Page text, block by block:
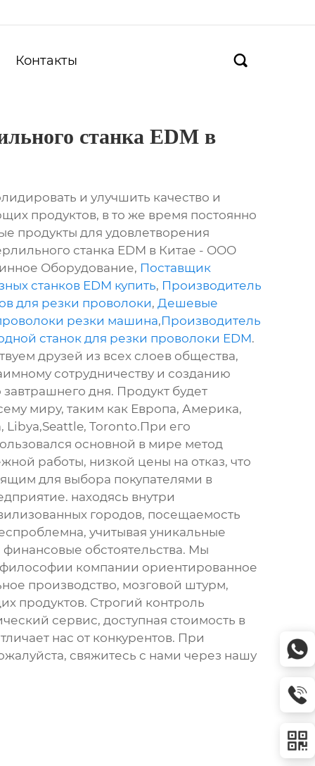
Контакты 
станка EDM в
и улучшить качество и
продуктов, в то же время постоянно
продукты для удовлетворения
станка EDM в Китае - ООО
Оборудование, Поставщик
станков EDM купить, Производитель
для резки проволоки, Дешевые
резки машина,Производитель
станок для резки проволоки EDM.
друзей из всех слоев общества,
сотрудничеству и созданию
дня. Продукт будет
миру, таким как Европа, Америка,
Libya,Seattle, Toronto.При его
основной в мире метод
работы, низкой цены на отказ, что
для выбора покупателями в
находясь внутри
городов, посещаемость
учитывая уникальные
обстоятельства. Мы
компании ориентированное
производство, мозговой штурм,
продуктов. Строгий контроль
сервис, доступная стоимость в
нас от конкурентов. При
свяжитесь с нами через нашу